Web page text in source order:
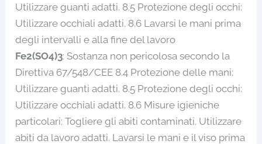
Utilizzare guanti adatti. 8.5 Protezione degli occhi:
Utilizzare occhiali adatti. 8.6 Lavarsi le mani prima
degli intervalli e alla fine del lavoro
Fe2(SO4)3: Sostanza non pericolosa secondo la
Direttiva 67/548/CEE 8.4 Protezione delle mani:
Utilizzare guanti adatti. 8.5 Protezione degli occhi:
Utilizzare occhiali adatti. 8.6 Misure igieniche
particolari: Togliere gli abiti contaminati. Utilizzare
abiti da lavoro adatti. Lavarsi le mani e il viso prima